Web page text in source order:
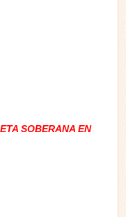
SOBERANA EN